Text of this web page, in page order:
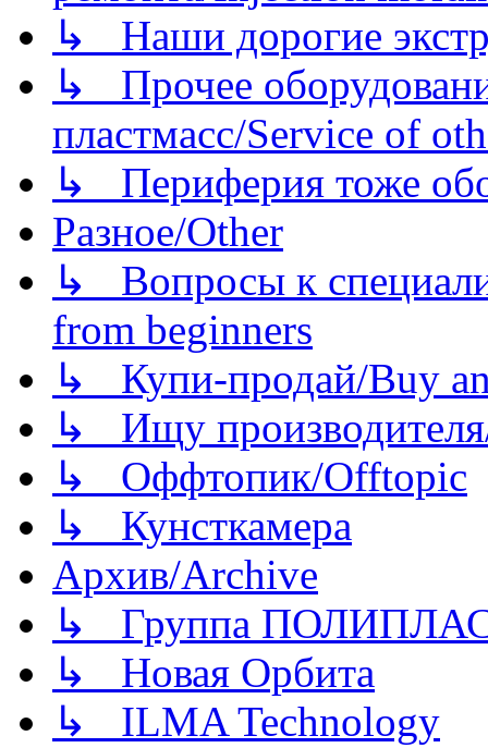
↳ Наши дорогие
↳ Прочее
пластмасс/Service of
↳ Периферия тоже
Разное/Other
↳ Вопросы к
from beginners
↳ Купи-продай/Buy
↳ Ищу
↳ Оффтопик/Offtopic
↳ Кунсткамера
Архив/Archive
↳ Группа
↳ Новая Орбита
↳ ILMA Technology